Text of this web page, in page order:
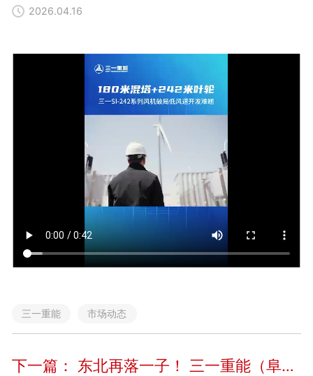
2026.04.16
三一重能 市场动态
下一篇： 东北再落一子！ 三一重能（阜新）电机智能制造产业园正式投产